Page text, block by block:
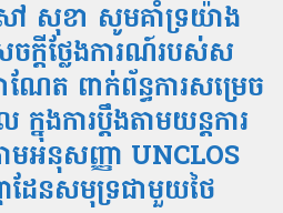
សុខា សូមគាំទ្រយ៉ាង
តីថ្លែងការណ៍របស់ស
ណែត ពាក់ព័ន្ធការសម្រេច
ក្នុងការប្តឹងតាមយន្តការ
មអនុសញ្ញា UNCLOS
ដែនសមុទ្រជាមួយថៃ